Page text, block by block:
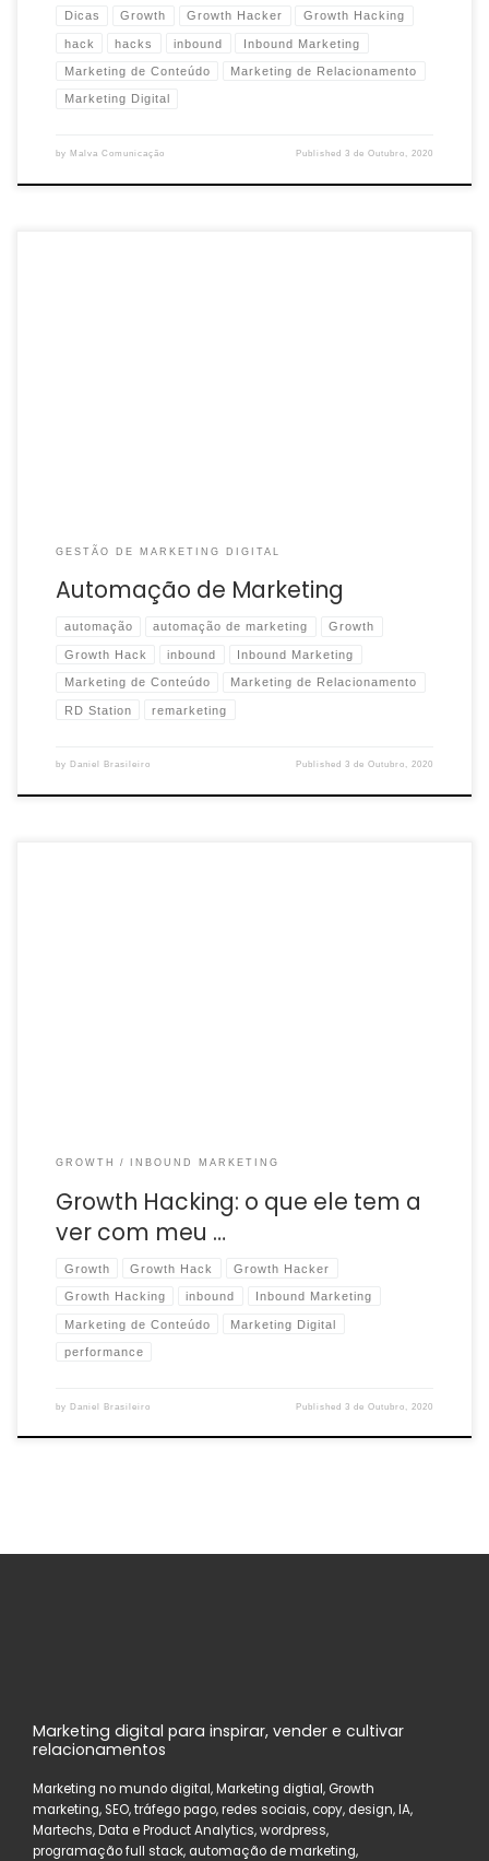
Dicas Growth Growth Hacker Growth Hacking
hack hacks inbound Inbound Marketing
Marketing de Conteúdo Marketing de Relacionamento
Marketing Digital
by Malva Comunicação Published3 de Outubro, 2020
GESTÃO DE MARKETING DIGITAL
Automação de Marketing
automação automação de marketing Growth
Growth Hack inbound Inbound Marketing
Marketing de Conteúdo Marketing de Relacionamento
RD Station remarketing
by Daniel Brasileiro Published3 de Outubro, 2020
GROWTH INBOUND MARKETING
Growth Hacking: o que ele tem a
ver com meu …
Growth Growth Hack Growth Hacker
Growth Hacking inbound Inbound Marketing
Marketing de Conteúdo Marketing Digital
performance
by Daniel Brasileiro Published3 de Outubro, 2020
Marketing digital para inspirar, vender e cultivar
relacionamentos
Marketing no mundo digital, Marketing digtial, Growth
marketing, SEO, tráfego pago, redes sociais, copy, design, IA,
Martechs, Data e Product Analytics, wordpress,
programação full stack, automação de marketing,